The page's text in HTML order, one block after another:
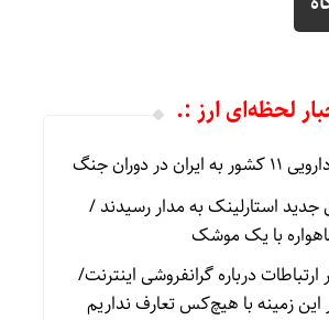
لحظه‌ای ارز :.
در دوران جنگ
جدید استارلینک به مدار رسیدند /
درباره گرانفروشی اینترنت/
زمینه با هیچ‌کس تعارف نداریم